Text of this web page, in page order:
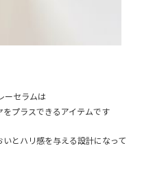
ーセラムは
プラスできるアイテムです
とハリ感を与える設計になって